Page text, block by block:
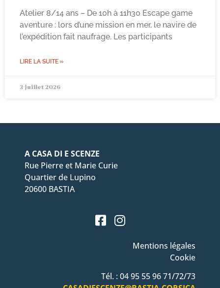
Atelier 8/14 ans – De 10h à 11h30 Escape game
aventure : lors d’une mission en mer, le navire de
l’expédition fait naufrage. Les participants
LIRE LA SUITE »
3 juillet 2026
A CASA DI E SCENZE
Rue Pierre et Marie Curie
Quartier de Lupino
20600 BASTIA
Mentions légales
Cookie
Tél. : 04 95 55 96 71/72/73